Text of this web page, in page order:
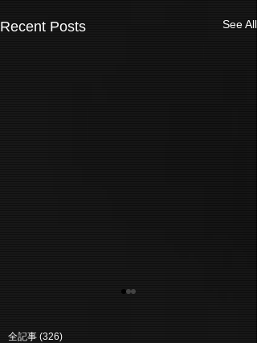
Recent Posts See All
全記事 (326)